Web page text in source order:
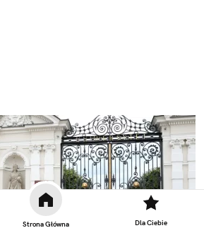
Strona Główna Dla Ciebie